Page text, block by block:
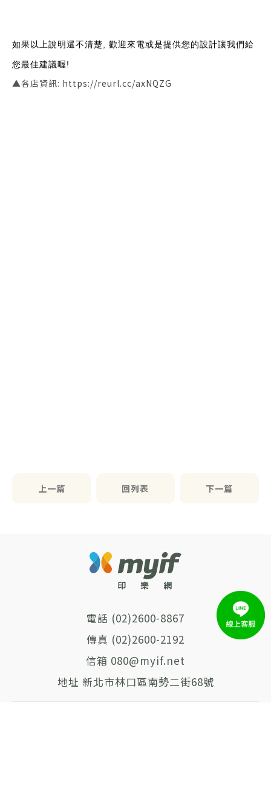
如果以上說明還不清楚, 歡迎來電或是提供您的設計讓我們給
您最佳建議喔!
▲各店資訊: https://reurl.cc/axNQZG
上一篇 回列表 下一篇
(02)2600-8867
(02)2600-2192
080@myif.net
新北市林口區南勢二街68號